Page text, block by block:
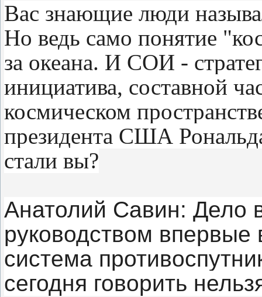
Вас знающие люди
Но ведь само понятие
за океана. И СОИ -
инициатива, составной
космическом
президента США
стали вы?
Анатолий Савин: Дело
руководством
система
сегодня говорить